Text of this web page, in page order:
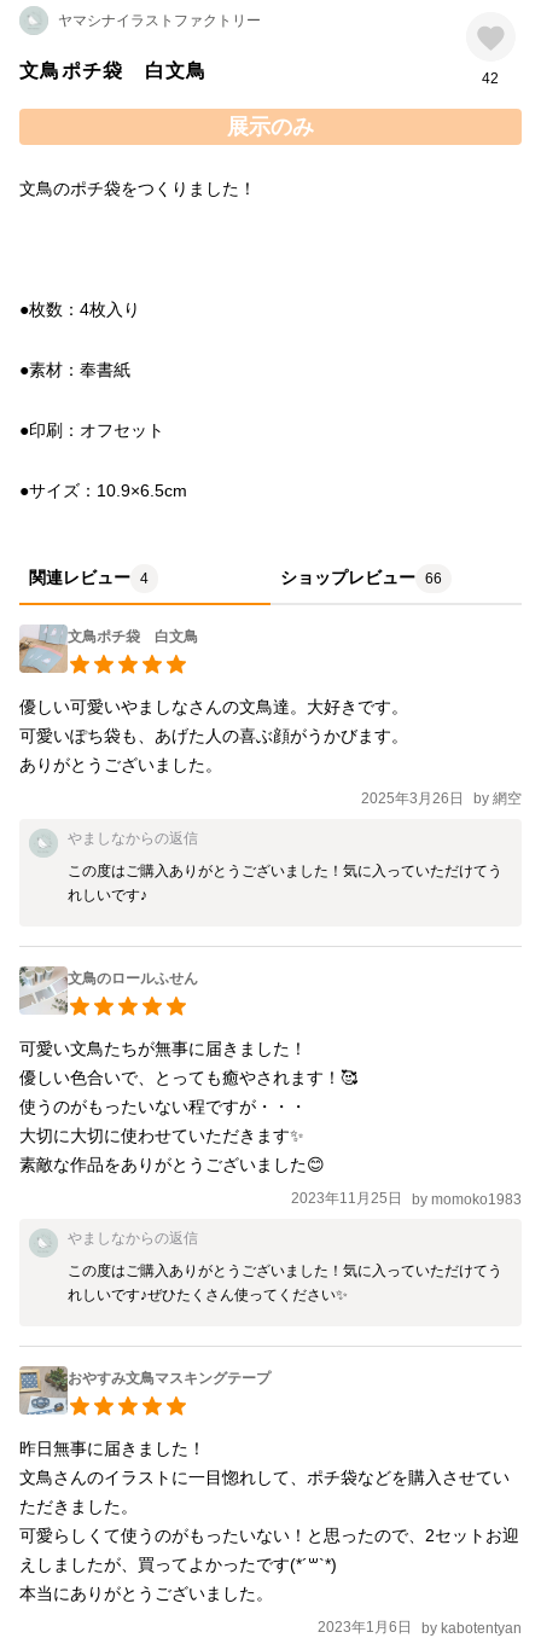
ヤマシナイラストファクトリー
文鳥ポチ袋 白文鳥 42
展示のみ
●サイズ：10.9×6.5cm
関連レビュー 4 ショップレビュー 66
文鳥ポチ袋 白文鳥
優しい可愛いやましなさんの文鳥達。大好きです。
可愛いぽち袋も、あげた人の喜ぶ顔がうかびます。
ありがとうございました。
2025年3月26日 by 網空
やましなからの返信
この度はご購入ありがとうございました！気に入っていただけてう
れしいです♪
文鳥のロールふせん
可愛い文鳥たちが無事に届きました！
優しい色合いで、とっても癒やされます！🥰
使うのがもったいない程ですが・・・
大切に大切に使わせていただきます✨
素敵な作品をありがとうございました😊
2023年11月25日 by momoko1983
やましなからの返信
この度はご購入ありがとうございました！気に入っていただけてう
れしいです♪ぜひたくさん使ってください✨
おやすみ文鳥マスキングテープ
昨日無事に届きました！
文鳥さんのイラストに一目惚れして、ポチ袋などを購入させてい
ただきました。
可愛らしくて使うのがもったいない！と思ったので、2セットお迎
えしましたが、買ってよかったです(*´꒳`*)
本当にありがとうございました。
2023年1月6日 by kabotentyan